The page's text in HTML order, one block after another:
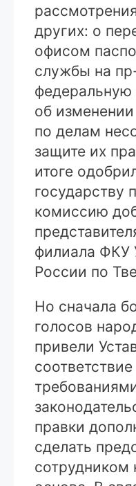
других: о
офисом
службы на
федеральную
об
по делам
защите их
итоге
государству
комиссию
филиала
России по
Но сначала
голосов
привели
правки
сделать
сотрудником